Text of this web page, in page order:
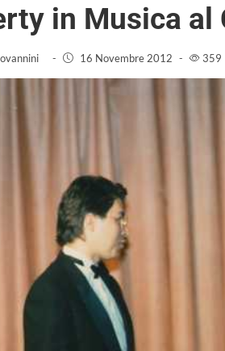
in Musica
- 16 Novembre 2012 - 359